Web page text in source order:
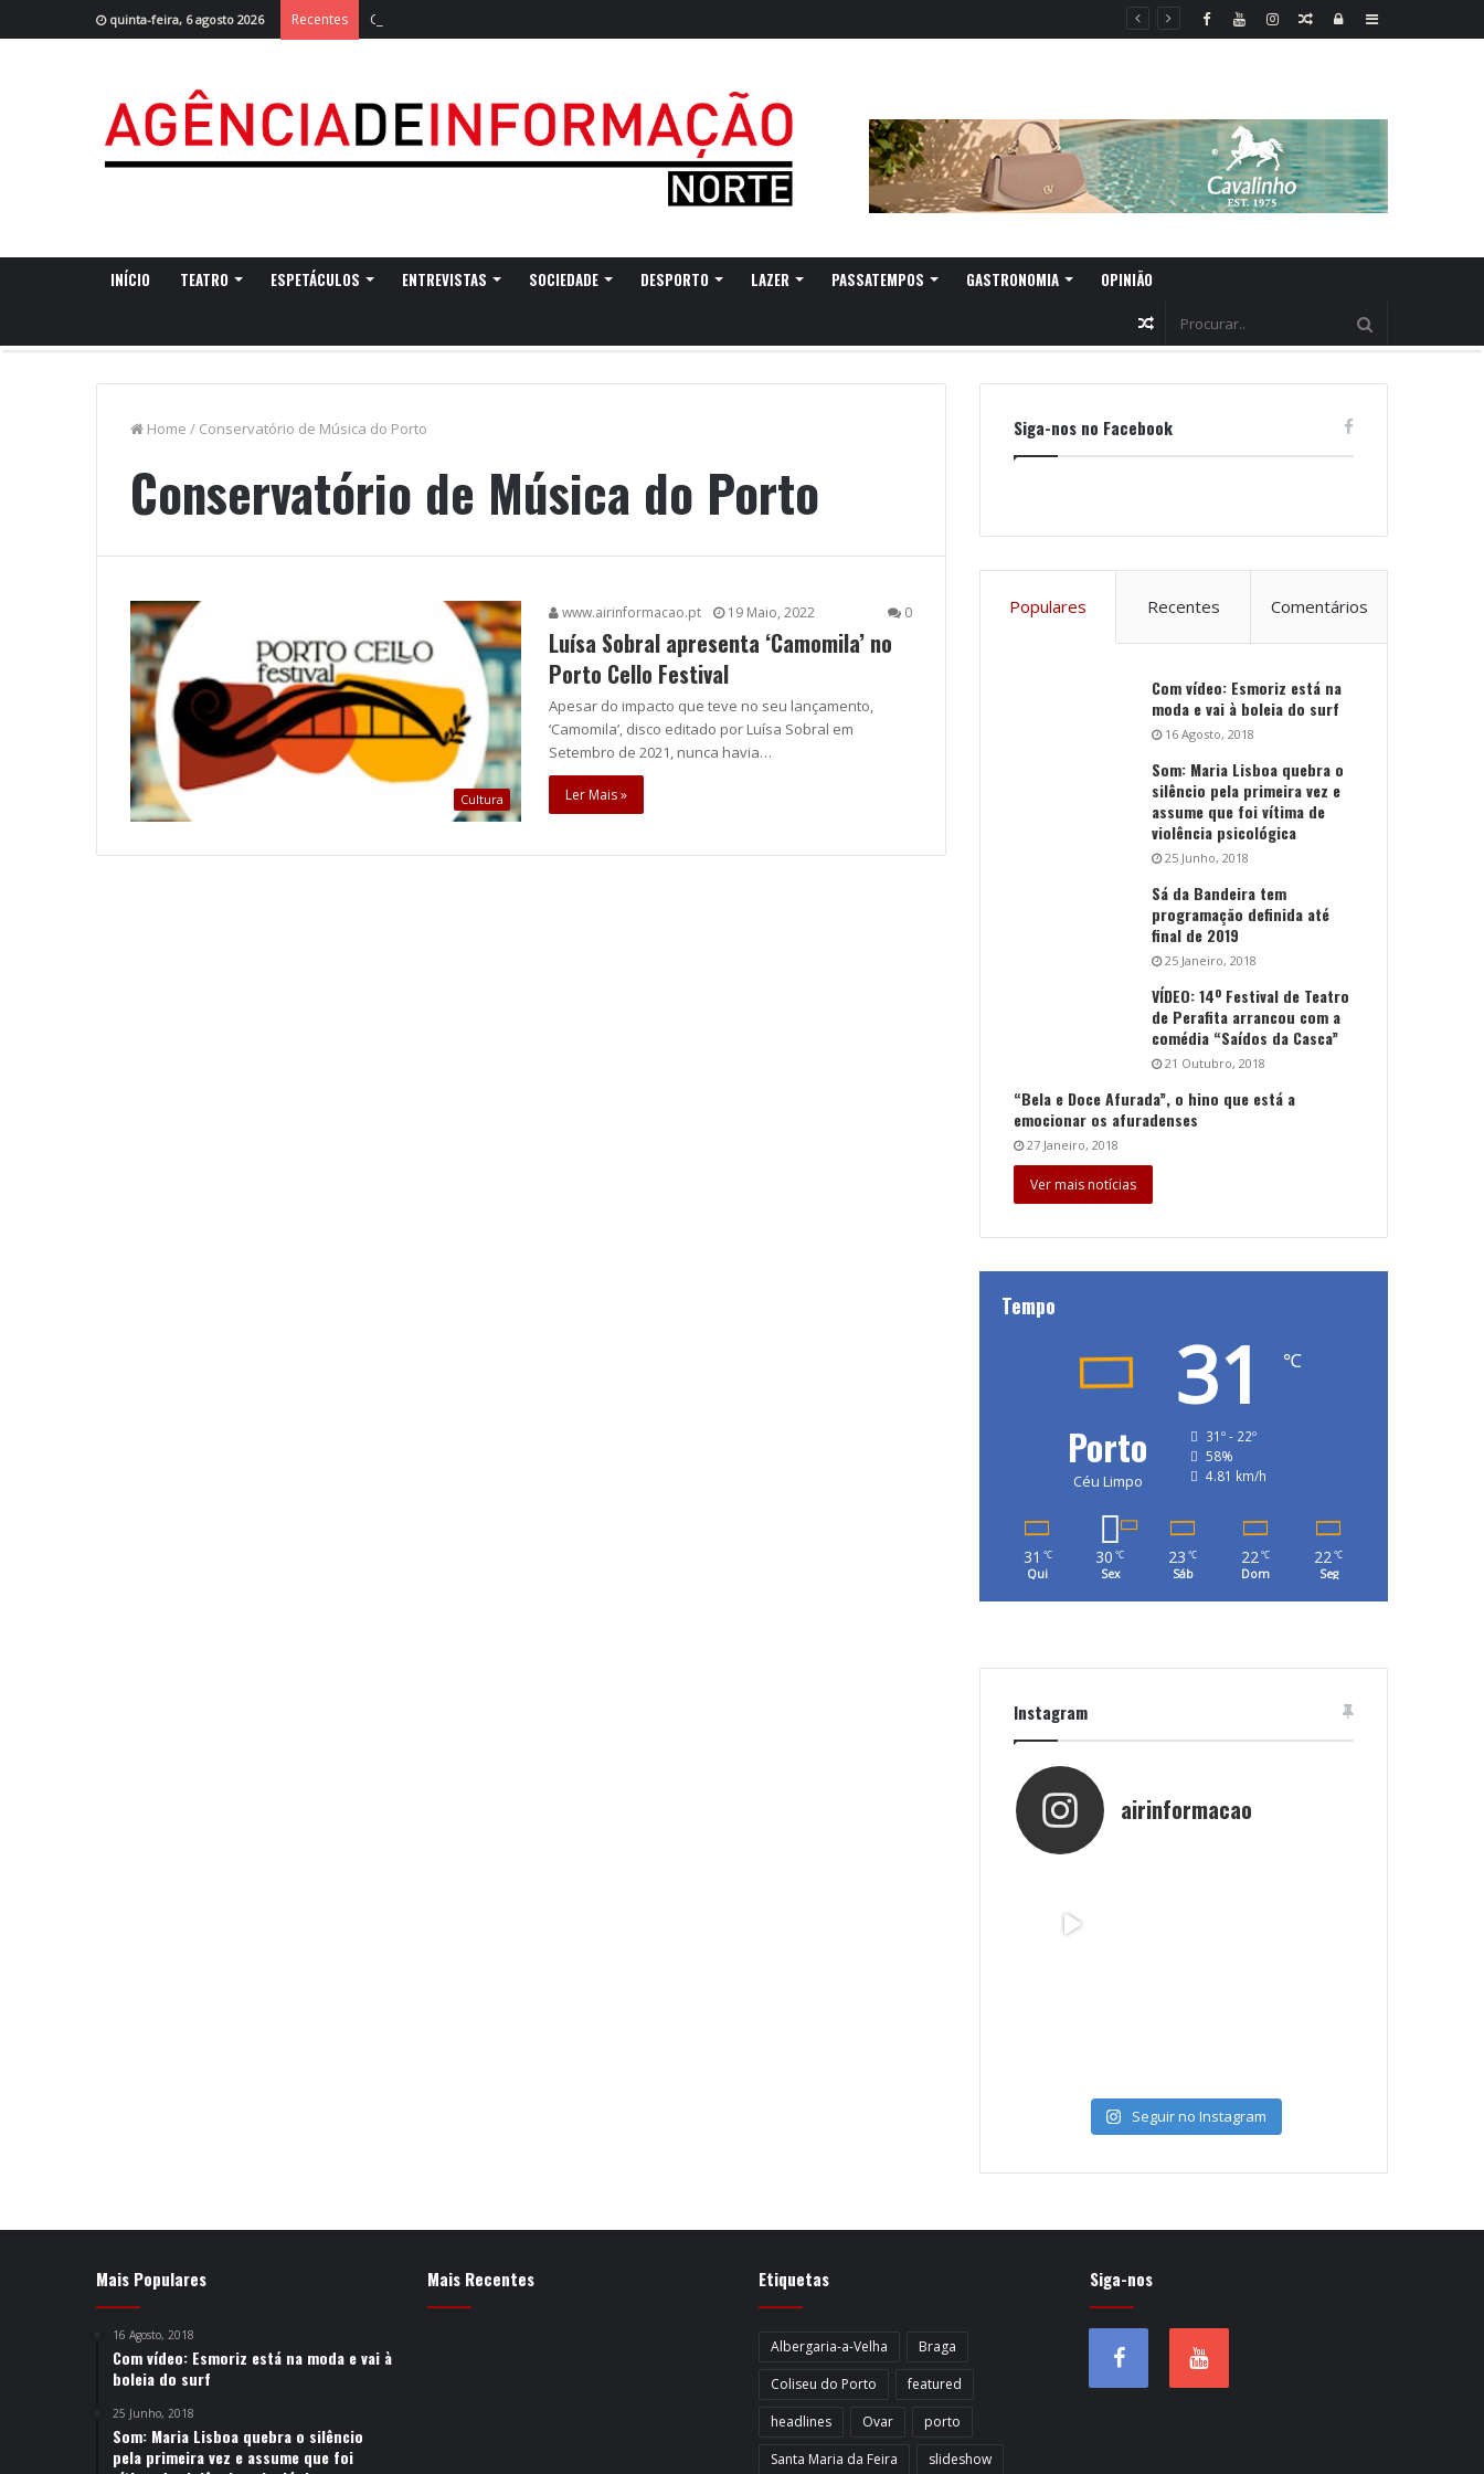
quinta-feira, 6 agosto 2026 Recentes Cruzeiro da Ria regressa a Ovar com experiências náuticas e observação de aves Sidebar
Log
Random
INÍCIO TEATRO ESPETÁCULOS ENTREVISTAS SOCIEDADE DESPORTO LAZER PASSATEMPOS GASTRONOMIA OPINIÃO
Random
Home / Conservatório de Música do Porto
Conservatório de Música do Porto
Cultura
www.airinformacao.pt 19 Maio, 2022 0
Luísa Sobral apresenta ‘Camomila’ no
Porto Cello Festival
Apesar do impacto que teve no seu lançamento,
‘Camomila’, disco editado por Luísa Sobral em
Setembro de 2021, nunca havia…
Ler Mais »
Siga-nos no Facebook
Populares Recentes Comentários
Com vídeo: Esmoriz está na
moda e vai à boleia do surf
16 Agosto, 2018
Som: Maria Lisboa quebra o
silêncio pela primeira vez e
assume que foi vítima de
violência psicológica
25 Junho, 2018
Sá da Bandeira tem
programação definida até
final de 2019
25 Janeiro, 2018
VÍDEO: 14º Festival de Teatro
de Perafita arrancou com a
comédia “Saídos da Casca”
21 Outubro, 2018
“Bela e Doce Afurada”, o hino que está a
emocionar os afuradenses
27 Janeiro, 2018
Ver mais notícias
Tempo
Porto
Céu Limpo
31 ℃
31º - 22º
58%
4.81 km/h
31 ℃
Qui
30 ℃
Sex
23 ℃
Sáb
22℃
Dom
22℃
Seg
Instagram
airinformacao
Seguir no Instagram
Mais Populares
16 Agosto, 2018
Com vídeo: Esmoriz está na moda e vai à
boleia do surf
25 Junho, 2018
Som: Maria Lisboa quebra o silêncio
pela primeira vez e assume que foi
Mais Recentes Etiquetas
Albergaria-a-Velha
Braga
Coliseu do Porto
featured
headlines
Ovar
porto
Santa Maria da Feira
slideshow
Siga-nos